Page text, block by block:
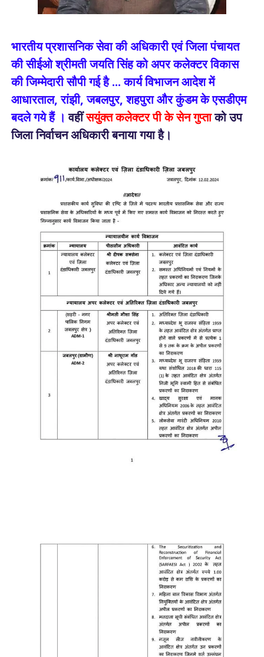
भारतीय प्रशासनिक सेवा की अधिकारी एवं जिला पंचायत
की सीईओ श्रीमती जयति सिंह को अपर कलेक्टर विकास
की जिम्मेदारी सौपी गई है ... कार्य विभाजन आदेश में
आधारताल, रांझी, जबलपुर, शहपुरा और कुंडम के एसडीएम
बदले गये हैं ।वहींसयुंक्त कलेक्टर पी के सेन गुप्ताको उप
जिला निर्वाचन अधिकारी बनाया गया है।